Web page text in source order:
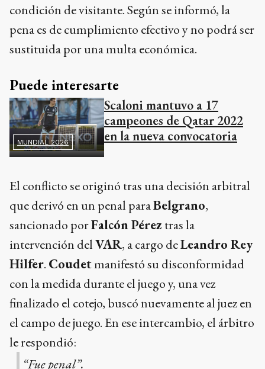
condición de visitante. Según se informó, la
pena es de cumplimiento efectivo y no podrá ser
sustituida por una multa económica.
Puede interesarte
MUNDIAL 2026
Scaloni mantuvo a 17
campeones de Qatar 2022
en la nueva convocatoria
El conflicto se originó tras una decisión arbitral
que derivó en un penal paraBelgrano,
sancionado porFalcón Pérez tras la
intervención delVAR, a cargo deLeandro Rey
Hilfer. Coudetmanifestó su disconformidad
con la medida durante el juego y, una vez
finalizado el cotejo, buscó nuevamente al juez en
el campo de juego. En ese intercambio, el árbitro
le respondió:
“Fue penal”.